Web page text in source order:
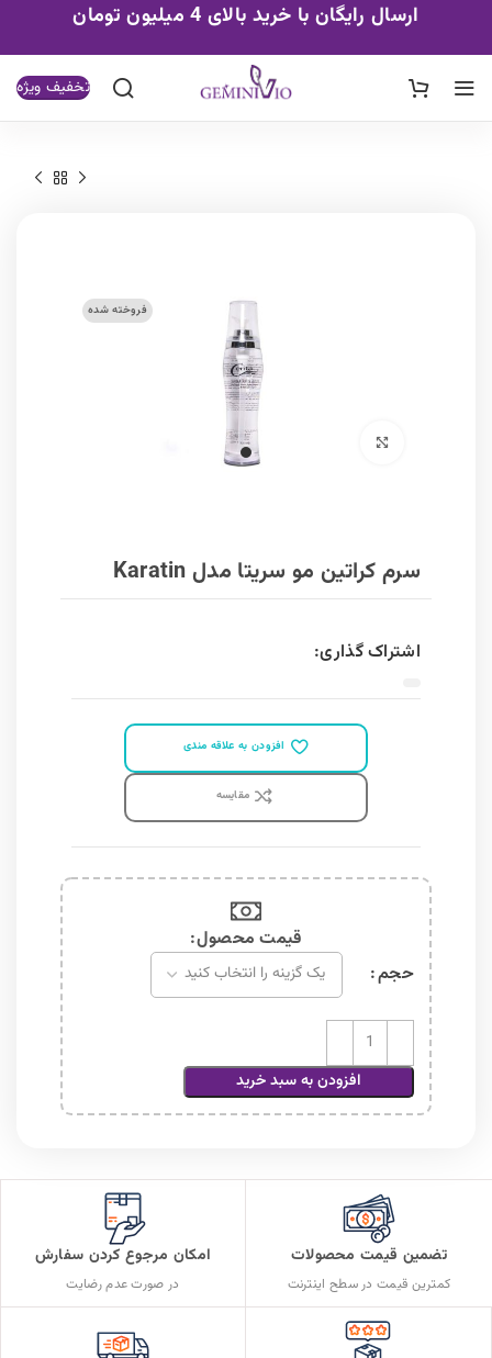
ارسال رایگان با خرید بالای 4 میلیون تومان
تخفیف ویژه
فروخته شده
برای بزرگنمایی کلیک کنید
سرم کراتین مو سریتا مدل Karatin
اشتراک گذاری:
افزودن به علاقه مندی
مقايسه
قیمت محصول:​
حجم
افزودن به سبد خرید
تضمین قیمت محصولات
کمترین قیمت در سطح اینترنت
امکان مرجوع کردن سفارش
در صورت عدم رضایت